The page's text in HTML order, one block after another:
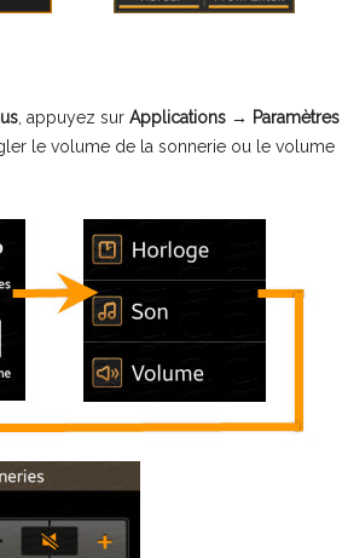
, appuyez sur Applications→ Paramètres
le volume de la sonnerie ou le volume